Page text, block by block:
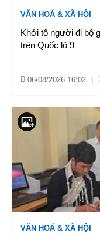
VĂN HOÁ & XÃ HỘI
Khởi tố người đi bộ
trên Quốc lộ 9
06/08/2026 16:02
VĂN HOÁ & XÃ HỘI